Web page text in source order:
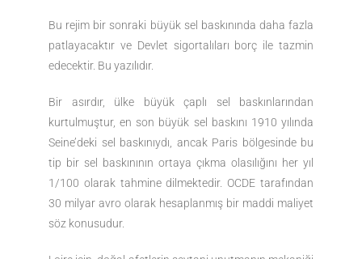
Bu rejim bir sonraki büyük sel baskınında daha fazla
patlayacaktır ve Devlet sigortalıları borç ile tazmin
edecektir. Bu yazılıdır.
Bir asırdır, ülke büyük çaplı sel baskınlarından
kurtulmuştur, en son büyük sel baskını 1910 yılında
Seine’deki sel baskınıydı, ancak Paris bölgesinde bu
tip bir sel baskınının ortaya çıkma olasılığını her yıl
1/100 olarak tahmine dilmektedir. OCDE tarafından
30 milyar avro olarak hesaplanmış bir maddi maliyet
söz konusudur.